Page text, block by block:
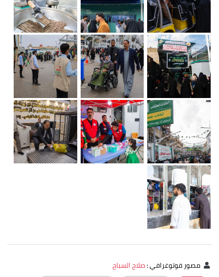
مصور فوتوغرافي:صلاح السباح